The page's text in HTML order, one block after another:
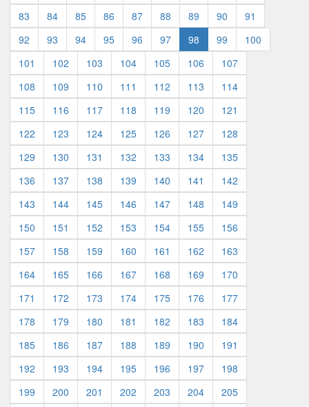
83
84 85 86 87 88 89 90
91
92
93 94 95 96 97 98 99
100
101
102 103 104 105 106
107
108
109 110 111 112 113
114
115
116 117 118 119 120
121
122
123 124 125 126 127
128
129
130 131 132 133 134
135
136
137 138 139 140 141
142
143
144 145 146 147 148
149
150
151 152 153 154 155
156
157
158 159 160 161 162
163
164
165 166 167 168 169
170
171
172 173 174 175 176
177
178
179 180 181 182 183
184
185
186 187 188 189 190
191
192
193 194 195 196 197
198
199
200 201 202 203 204
205